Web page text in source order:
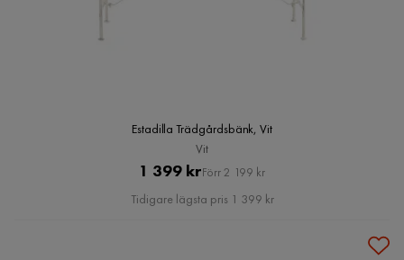
Estadilla Trädgårdsbänk, Vit
Vit
Pris
1 399 krOriginal
Pris
Förr 2 199 kr
Tidigare lägsta pris 1 399 kr